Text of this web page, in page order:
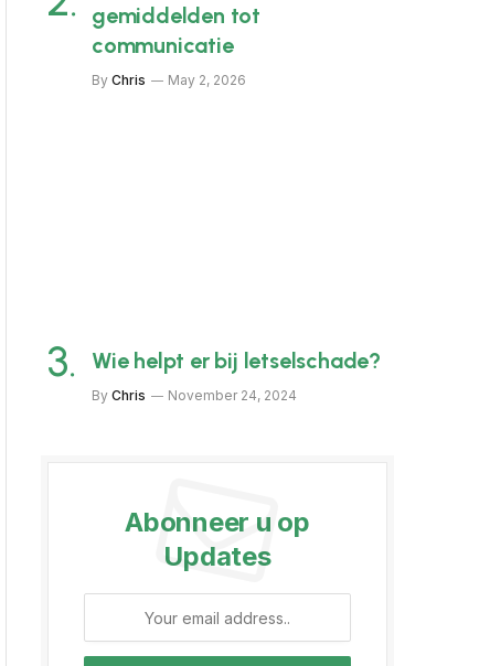
gemiddelden tot
communicatie
By Chris May 2, 2026
Wie helpt er bij letselschade?
By Chris November 24, 2024
Abonneer u op
Updates